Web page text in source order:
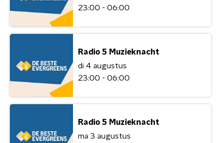
23:00 - 06:00
Radio 5 Muzieknacht
di 4 augustus
23:00 - 06:00
Radio 5 Muzieknacht
ma 3 augustus